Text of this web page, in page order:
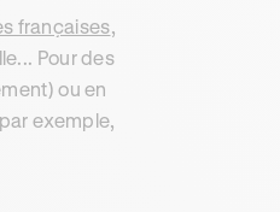
françaises,
Pour des
ou en
exemple,